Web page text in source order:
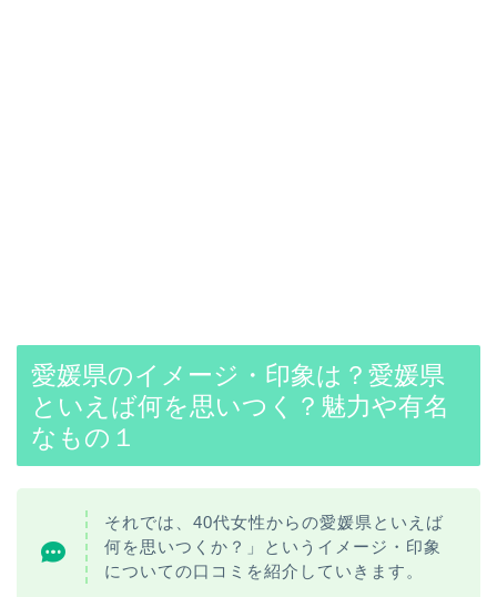
愛媛県のイメージ・印象は？愛媛県
といえば何を思いつく？魅力や有名
なもの１
それでは、40代女性からの愛媛県といえば
何を思いつくか？」というイメージ・印象
についての口コミを紹介していきます。